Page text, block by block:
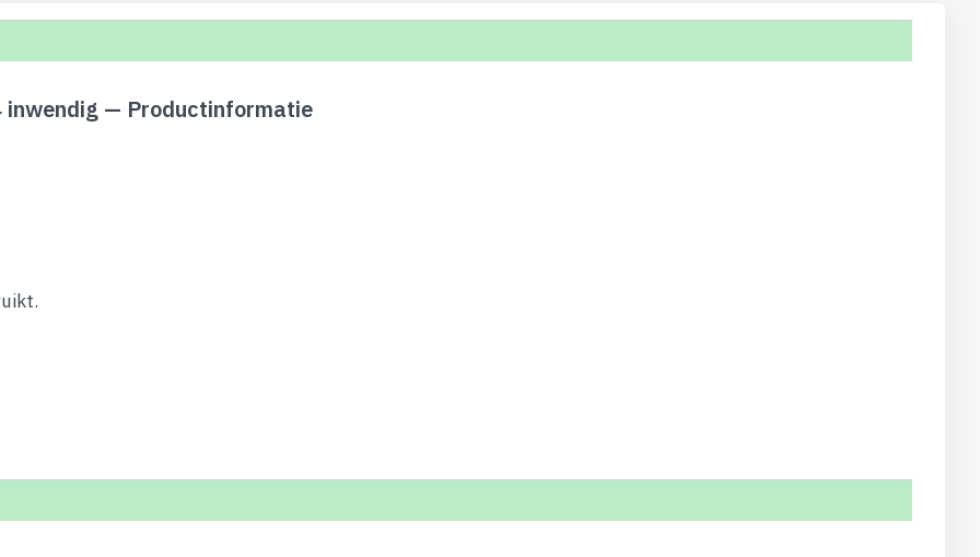
inwendig — Productinformatie